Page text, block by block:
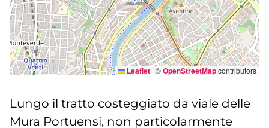
Leaflet | ©OpenStreetMapcontributors
Lungo il tratto costeggiato da viale delle
Mura Portuensi, non particolarmente